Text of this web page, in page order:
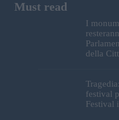
I
della
festival
Festival